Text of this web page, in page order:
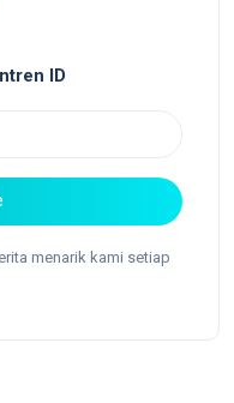
ID
menarik kami setiap